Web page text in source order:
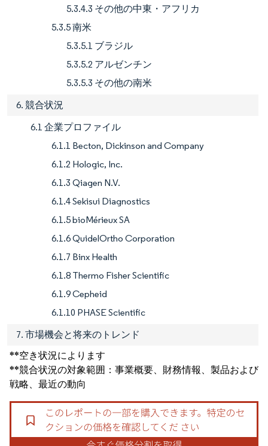
5.3.4.3 その他の中東・アフリカ
5.3.5 南米
5.3.5.1 ブラジル
5.3.5.2 アルゼンチン
5.3.5.3 その他の南米
6. 競合状況
6.1 企業プロファイル
6.1.1 Becton, Dickinson and Company
6.1.2 Hologic, Inc.
6.1.3 Qiagen N.V.
6.1.4 Sekisui Diagnostics
6.1.5 bioMérieux SA
6.1.6 QuidelOrtho Corporation
6.1.7 Binx Health
6.1.8 Thermo Fisher Scientific
6.1.9 Cepheid
6.1.10 PHASE Scientific
7. 市場機会と将来のトレンド
**空き状況によります
**競合状況の対象範囲：事業概要、財務情報、製品および
戦略、最近の動向